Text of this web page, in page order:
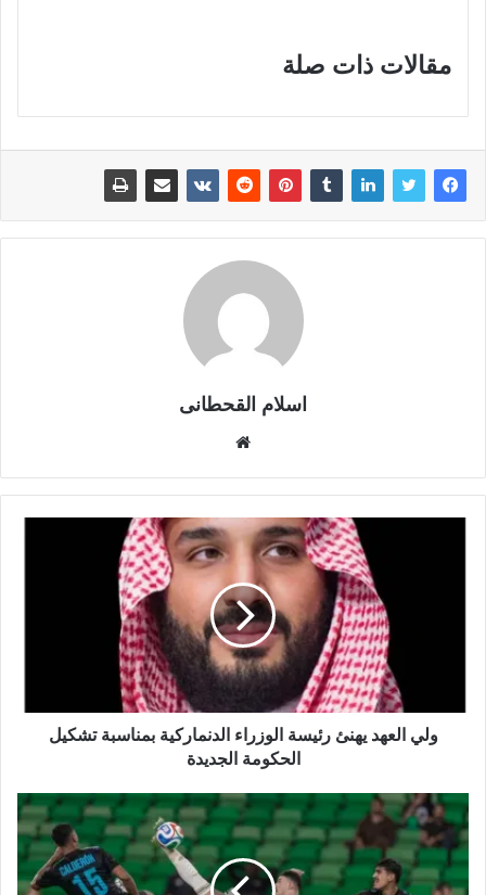
مقالات ذات صلة
اسلام القحطانى
ق
ع
و
ي
ب
ولي العهد يهنئ رئيسة الوزراء الدنماركية بمناسبة تشكيل
الحكومة الجديدة